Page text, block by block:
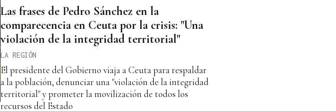
Las frases de Pedro Sánchez en la
comparecencia en Ceuta por la crisis: "Una
violación de la integridad territorial"
LA REGIÓN
El presidente del Gobierno viaja a Ceuta para respaldar
a la población, denunciar una "violación de la integridad
territorial" y prometer la movilización de todos los
recursos del Estado